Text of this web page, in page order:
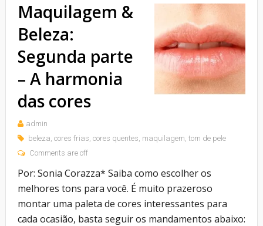
Maquilagem &
Beleza:
Segunda parte
– A harmonia
das cores
admin
beleza, cores frias, cores quentes, maquilagem, tom de pele
Comments are off
Por: Sonia Corazza* Saiba como escolher os
melhores tons para você. É muito prazeroso
montar uma paleta de cores interessantes para
cada ocasião, basta seguir os mandamentos abaixo: